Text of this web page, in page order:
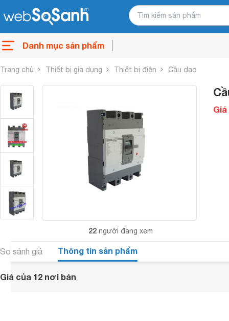
Danh mục sản phẩm
Trang chủ Thiết bị gia dụng Thiết bị điện Cầu dao
22 người đang xem
Giá
So sánh giá Thông tin sản phẩm
Giá của 12 nơi bán